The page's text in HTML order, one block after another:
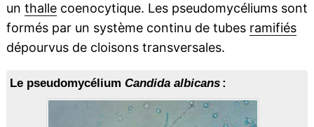
un thallecoenocytique. Les pseudomycéliums sont
formés par un système continu de tubes ramifiés
dépourvus de cloisons transversales.
Le pseudomycélium Candida albicans: